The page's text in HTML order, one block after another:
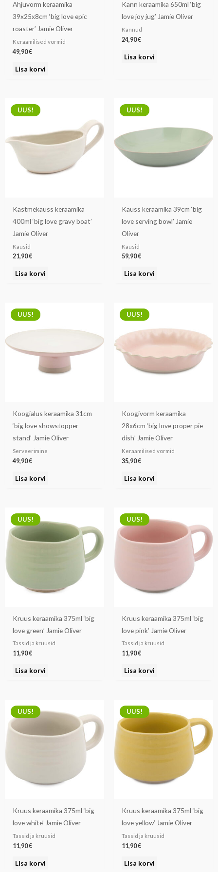
Ahjuvorm keraamika
39x25x8cm ‘big love epic
roaster’ Jamie Oliver
Keraamilised vormid
49,90€
Lisa korvi
Kann keraamika 650ml ‘big
love joy jug’ Jamie Oliver
Kannud
24,90€
Lisa korvi
UUS!
Kastmekauss keraamika
400ml ‘big love gravy boat’
Jamie Oliver
Kausid
21,90€
Lisa korvi
UUS!
Kauss keraamika 39cm ‘big
love serving bowl’ Jamie
Oliver
Kausid
59,90€
Lisa korvi
UUS!
Koogialus keraamika 31cm
‘big love showstopper
stand’ Jamie Oliver
Serveerimine
49,90€
Lisa korvi
UUS!
Koogivorm keraamika
28x6cm ‘big love proper pie
dish’ Jamie Oliver
Keraamilised vormid
35,90€
Lisa korvi
UUS!
Kruus keraamika 375ml ‘big
love green’ Jamie Oliver
Tassid ja kruusid
11,90€
Lisa korvi
UUS!
Kruus keraamika 375ml ‘big
love pink’ Jamie Oliver
Tassid ja kruusid
11,90€
Lisa korvi
UUS!
Kruus keraamika 375ml ‘big
love white’ Jamie Oliver
Tassid ja kruusid
11,90€
Lisa korvi
UUS!
Kruus keraamika 375ml ‘big
love yellow’ Jamie Oliver
Tassid ja kruusid
11,90€
Lisa korvi